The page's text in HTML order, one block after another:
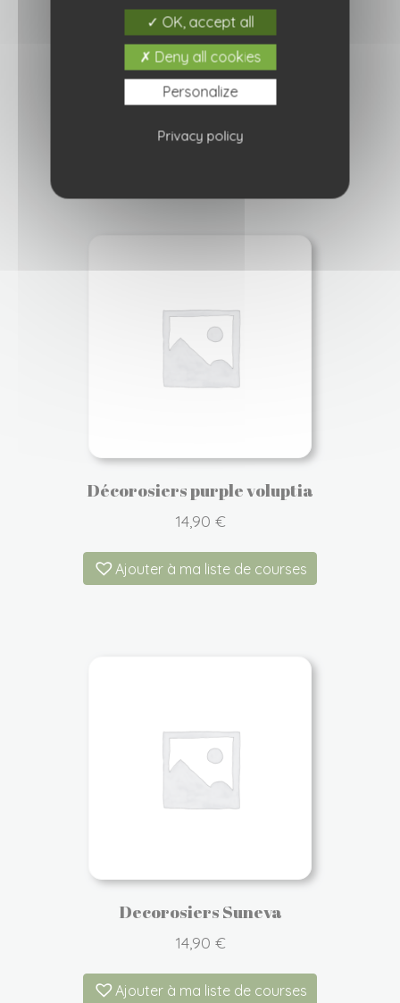
Décorosiers pink voluptia
14,90€
Ajouter à ma liste de courses
Décorosiers purple voluptia
14,90 €
Ajouter à ma liste de courses
Decorosiers Suneva
14,90 €
Ajouter à ma liste de courses
OK, accept all
Deny all cookies
Personalize
Privacy policy